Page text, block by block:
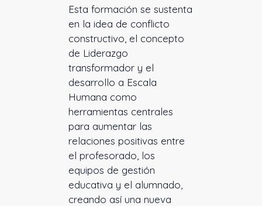
Esta formación se sustenta
en la idea de conflicto
constructivo, el concepto
de Liderazgo
transformador y el
desarrollo a Escala
Humana como
herramientas centrales
para aumentar las
relaciones positivas entre
el profesorado, los
equipos de gestión
educativa y el alumnado,
creando así una nueva